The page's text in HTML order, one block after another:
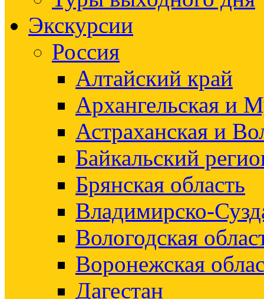
Экскурсии
Россия
Алтайский край
Архангельская и
Астраханская и
Байкальский
Брянская область
Владимирско-
Вологодская
Воронежская
Дагестан